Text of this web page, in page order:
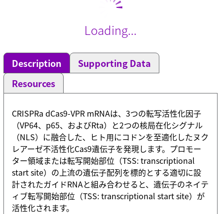
Loading...
Description
Supporting Data
Resources
CRISPRa dCas9-VPR mRNAは、3つの転写活性化因子
（VP64、p65、およびRta）と2つの核局在化シグナル
（NLS）に融合した、ヒト用にコドンを至適化したヌク
レアーゼ不活性化Cas9遺伝子を発現します。プロモー
ター領域または転写開始部位（TSS: transcriptional
start site）の上流の遺伝子配列を標的とする適切に設
計されたガイドRNAと組み合わせると、遺伝子のネイテ
ィブ転写開始部位（TSS: transcriptional start site）が
活性化されます。